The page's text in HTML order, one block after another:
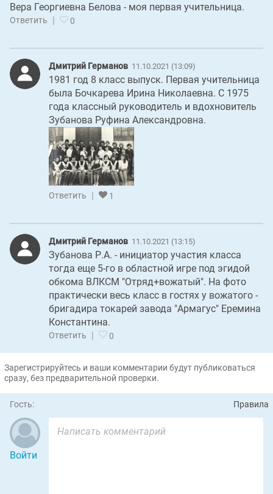
Вера Георгиевна Белова - моя первая учительница.
Ответить | 0
Дмитрий Германов 11.10.2021 (13:09)
1981 год 8 класс выпуск. Первая учительница
была Бочкарева Ирина Николаевна. С 1975
года классный руководитель и вдохновитель
Зубанова Руфина Александровна.
Ответить 1
Дмитрий Германов 11.10.2021 (13:15)
Зубанова Р.А. - инициатор участия класса
тогда еще 5-го в областной игре под эгидой
обкома ВЛКСМ "Отряд+вожатый". На фото
практически весь класс в гостях у вожатого -
бригадира токарей завода "Армагус" Еремина
Константина.
Ответить | 0
Зарегистрируйтесь и ваши комментарии будут публиковаться
сразу, без предварительной проверки.
Гость: Правила
Войти